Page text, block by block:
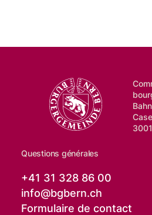
Questions générales
+41 31 328 86 00
info@bgbern.ch
Formulaire de contact